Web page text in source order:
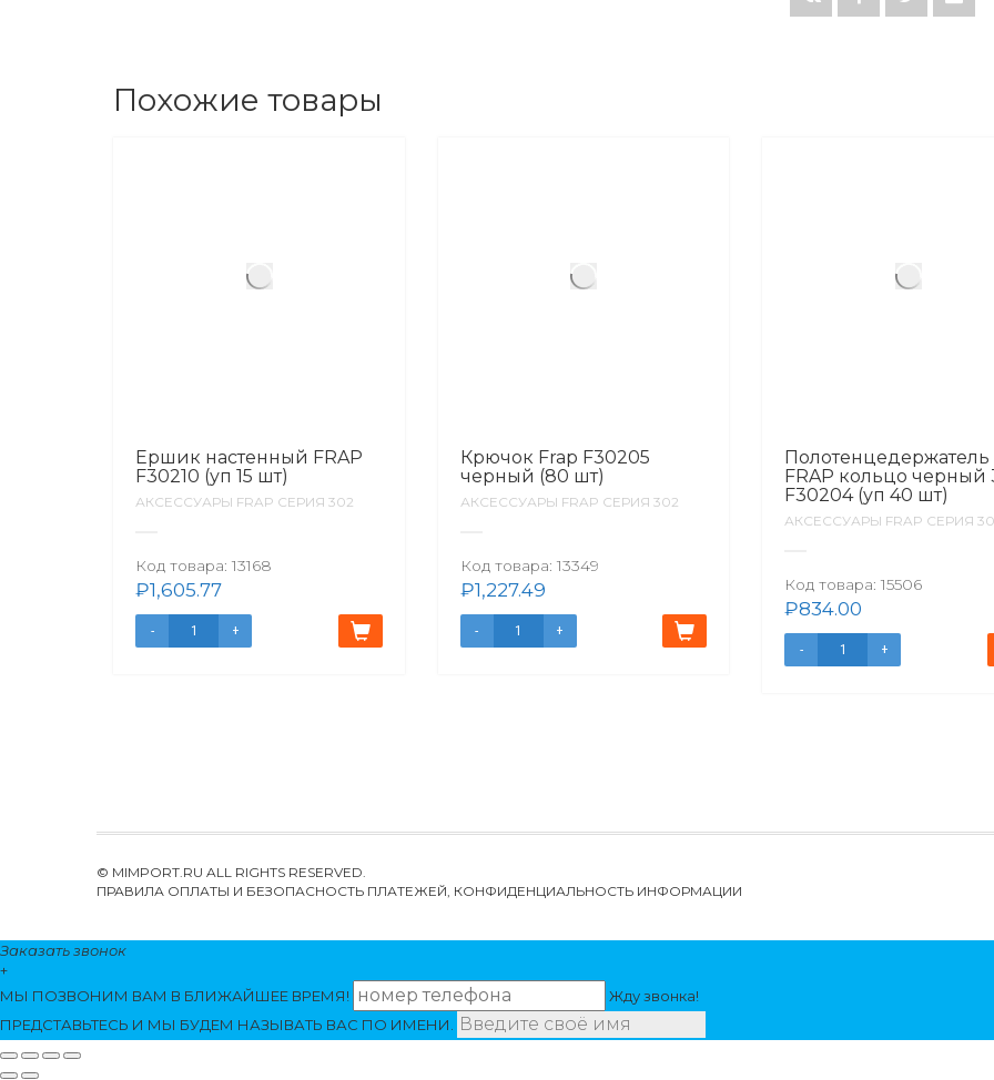
Похожие товары
Ершик настенный FRAP
F30210 (уп 15 шт)
АКСЕССУАРЫ FRAP СЕРИЯ 302
Код товара: 13168
₽1,605.77
Крючок Frap F30205
черный (80 шт)
АКСЕССУАРЫ FRAP СЕРИЯ 302
Код товара: 13349
₽1,227.49
Полотенцедержатель
FRAP кольцо черный
F30204 (уп 40 шт)
АКСЕССУАРЫ FRAP СЕРИЯ
Код товара: 15506
₽834.00
© MIMPORT.RU ALL RIGHTS RESERVED.
ПРАВИЛА ОПЛАТЫ И БЕЗОПАСНОСТЬ ПЛАТЕЖЕЙ, КОНФИДЕНЦИАЛЬНОСТЬ ИНФОРМАЦИИ
Заказать звонок
+
МЫ ПОЗВОНИМ ВАМ В БЛИЖАЙШЕЕ ВРЕМЯ!
Жду звонка!
ПРЕДСТАВЬТЕСЬ И МЫ БУДЕМ НАЗЫВАТЬ ВАС ПО ИМЕНИ.